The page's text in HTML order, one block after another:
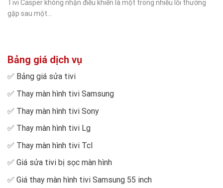
Tivi Casper không nhận điều khiển là một trong nhiều lỗi thường
gặp sau một...
Bảng giá dịch vụ
✅ Bảng giá sửa tivi
✅ Thay màn hình tivi Samsung
✅ Thay màn hình tivi Sony
✅ Thay màn hình tivi Lg
✅ Thay màn hình tivi Tcl
✅ Giá sửa tivi bị sọc màn hình
✅ Giá thay màn hình tivi Samsung 55 inch